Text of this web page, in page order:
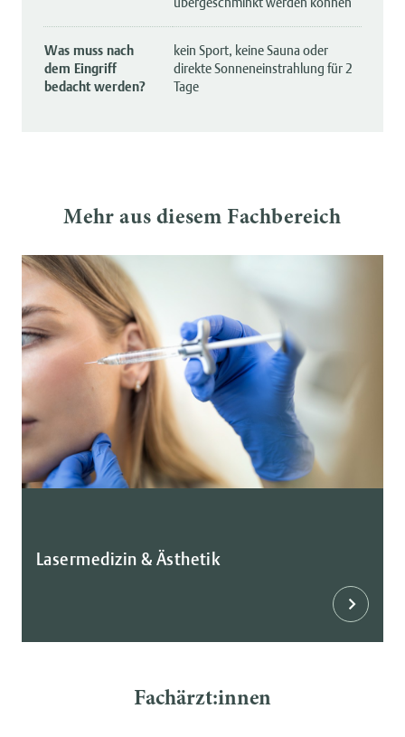
Was muss nach
dem Eingriff
bedacht werden?
kein Sport, keine Sauna oder
direkte Sonneneinstrahlung für 2
Tage
Mehr aus diesem Fachbereich
Lasermedizin & Ästhetik
Fachärzt:innen